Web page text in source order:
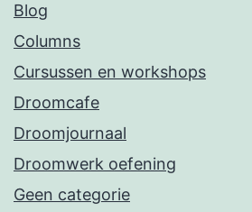
Blog
Columns
Cursussen en workshops
Droomcafe
Droomjournaal
Droomwerk oefening
Geen categorie